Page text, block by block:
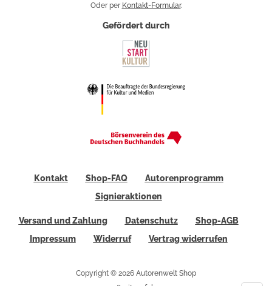
Oder per Kontakt-Formular.
Gefördert durch
Kontakt Shop-FAQ
Autorenprogramm
Signieraktionen
Versand und Zahlung Datenschutz
Shop-AGB
Impressum
Widerruf Vertrag widerrufen
Copyright © 2026 Autorenwelt Shop